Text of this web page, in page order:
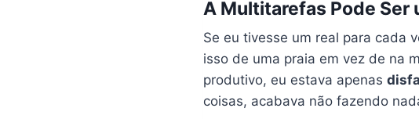
A Multitarefas Pode Ser
Se eu tivesse um real para cada
isso de uma praia em vez de na
produtivo, eu estava apenas
coisas, acabava não fazendo